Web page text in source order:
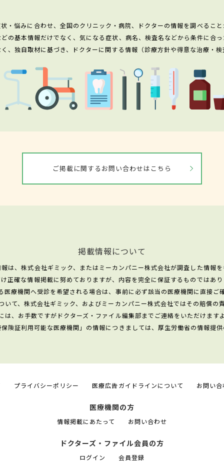
・悩みに合わせ、全国のクリニック・病院、ドクターの情報を調べるこ
の基本情報だけでなく、気になる症状、病名、検査名などから条件に合
、独自取材に基づき、ドクターに関する情報（診療方針や得意な治療・
ご掲載に関するお問い合わせはこちら
掲載情報について
は、株式会社ギミック、またはミーカンパニー株式会社が調査した情報
正確な情報掲載に努めておりますが、内容を完全に保証するものではあ
医療機関へ受診を希望される場合は、事前に必ず該当の医療機関に直接ご
いて、株式会社ギミック、およびミーカンパニー株式会社ではその賠償の
は、お手数ですがドクターズ・ファイル編集部までご連絡をいただけます
険証利用可能な医療機関」の情報につきましては、厚生労働省の情報提
プライバシーポリシー 医療広告ガイドラインについて お問い
医療機関の方
情報掲載にあたって お問い合わせ
ドクターズ・ファイル会員の方
ログイン 会員登録